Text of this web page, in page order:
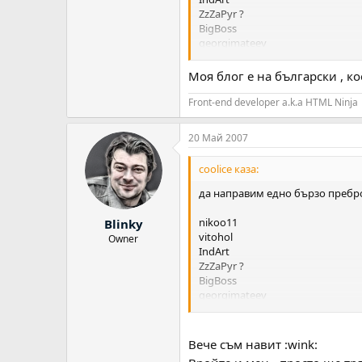
ZzZaPyr ?
BigBoss
georgimateev
Аз - ще навия Blinky, Arsenal и
Дотук сме около 10 човека
Моя блог е на български ,
Front-end developer a.k.a HTML Ninja
Blinky
Owner
20 Май 2007
coolice каза:
да направим едно бързо
nikoo11
vitohol
IndArt
ZzZaPyr ?
BigBoss
georgimateev
Дотук сме около 10 човека
Вече съм навит :wink: